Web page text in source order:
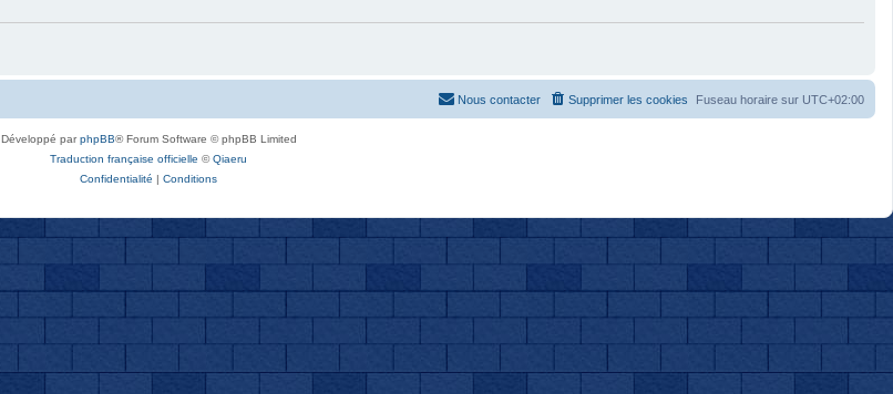
Fuseau horaire sur UTC+02:00
Supprimer les cookies
Nous contacter
Développé parphpBB® Forum Software © phpBB Limited
Traduction française officielle ©Qiaeru
Confidentialité | Conditions